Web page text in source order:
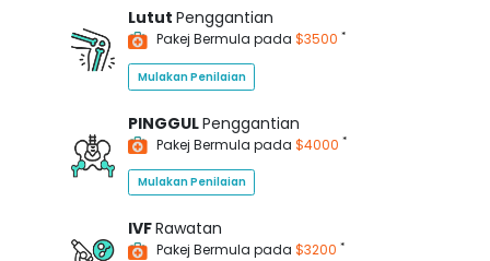
Lutut Penggantian
Pakej Bermula pada $3500 *
Mulakan Penilaian
PINGGULPenggantian
Pakej Bermula pada $4000 *
Mulakan Penilaian
IVFRawatan
Pakej Bermula pada $3200 *